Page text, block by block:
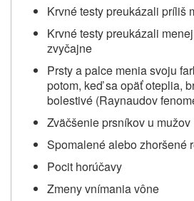
Krvné testy preukázali príliš
Krvné testy preukázali
zvyčajne
Prsty a palce menia svoju
potom, keď sa opäť oteplia,
bolestivé (Raynaudov
Zväčšenie prsníkov u mužov
Spomalené alebo zhoršené
Pocit horúčavy
Zmeny vnímania vône